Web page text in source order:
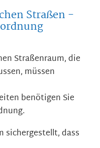
Straßen -
Straßenraum, die
müssen
benötigen Sie
sichergestellt, dass